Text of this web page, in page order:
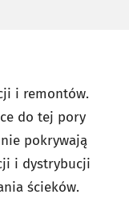
i remontów.
do tej pory
pokrywają
i dystrybucji
ścieków.